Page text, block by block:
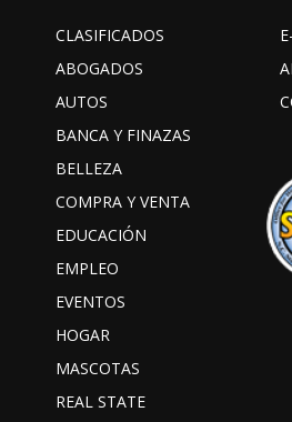
CLASIFICADOS
ABOGADOS
AUTOS
BANCA Y FINAZAS
BELLEZA
COMPRA Y VENTA
EDUCACIÓN
EMPLEO
EVENTOS
HOGAR
MASCOTAS
REAL STATE